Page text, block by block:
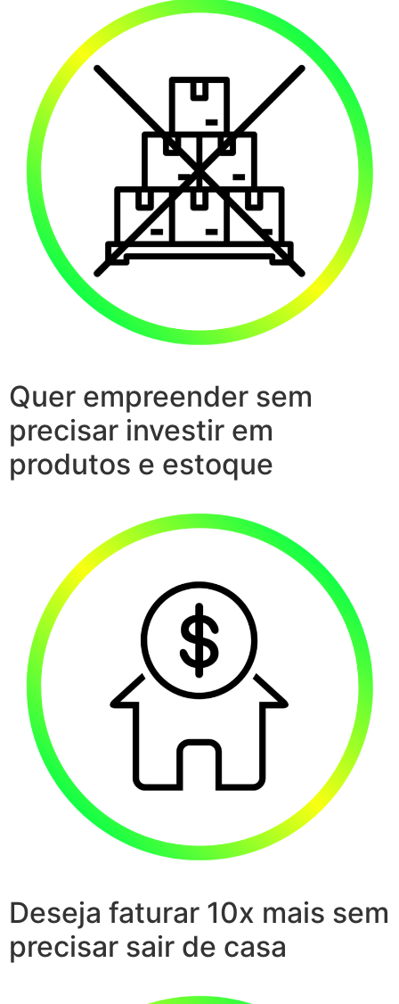
Quer empreender sem
precisar investir em
produtos e estoque
Deseja faturar 10x mais sem
precisar sair de casa